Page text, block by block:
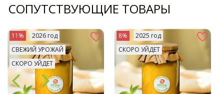
СОПУТСТВУЮЩИЕ ТОВАРЫ
11%
2026 год
СВЕЖИЙ УРОЖАЙ
СКОРО УЙДЕТ
8%
2025 год
СКОРО УЙДЕТ